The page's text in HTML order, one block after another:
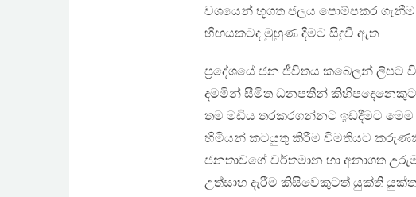
වශයෙන් භූගත ජලය පොම්පකර ගැනීම
හිඟයකටද මුහුණ දීමට සිදුවී ඇත.
ප්‍රදේශයේ ජන ජීවිතය කබෙලන් ලිපට
දමමින් සීමිත ධනපතීන්
තම මඩිය තරකරගන්නට ඉඩදීමට මෙම
හිමියන් කටයුතු කිරීම විමතියට
ජනතාවගේ වර්තමාන හා අනාගත
උත්සාහ දැරීම කිසිවෙකුටත් යුක්ති